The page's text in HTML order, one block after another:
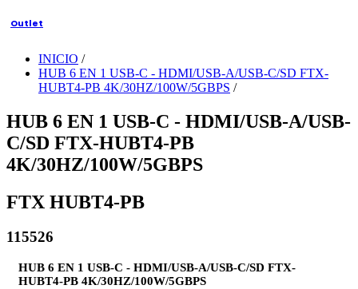
Outlet
INICIO /
HUB 6 EN 1 USB-C - HDMI/USB-A/USB-C/SD FTX-
HUBT4-PB 4K/30HZ/100W/5GBPS /
HUB 6 EN 1 USB-C - HDMI/USB-A/USB-
C/SD FTX-HUBT4-PB
4K/30HZ/100W/5GBPS
FTX HUBT4-PB
115526
HUB 6 EN 1 USB-C - HDMI/USB-A/USB-C/SD FTX-
HUBT4-PB 4K/30HZ/100W/5GBPS